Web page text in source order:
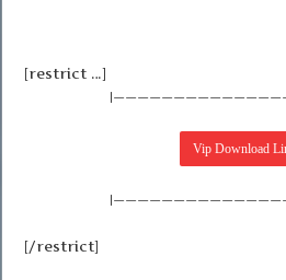
[restrict …]
[/restrict]